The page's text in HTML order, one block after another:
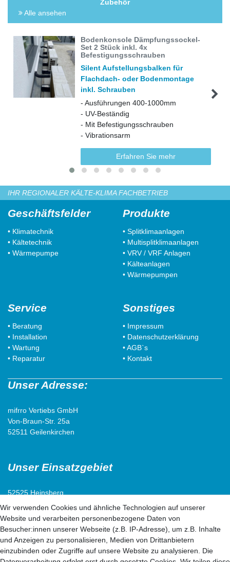
Zubehör
Alle ansehen
Bodenkonsole Dämpfungssockel-
Set 2 Stück inkl. 4x
Befestigungsschrauben
Silent Aufstellungsbalken für
Flachdach- oder Bodenmontage
inkl. Schrauben
- Ausführungen 400-1000mm
- UV-Beständig
- Mit Befestigungsschrauben
- Vibrationsarm
Erfahren Sie mehr
IHR REGIONALER KÄLTE-KLIMA FACHBETRIEB
Geschäftsfelder
• Klimatechnik
• Kältetechnik
• Wärmepumpe
Produkte
• Splitklimaanlagen
• Multisplitklimaanlagen
• VRV / VRF Anlagen
• Kälteanlagen
• Wärmepumpen
Service
• Beratung
• Installation
• Wartung
• Reparatur
Sonstiges
• Impressum
• Datenschutzerklärung
• AGB`s
• Kontakt
Unser Adresse:
mifrro Vertiebs GmbH
Von-Braun-Str. 25a
52511 Geilenkirchen
Unser Einsatzgebiet
52525 Heinsberg
52538 Selfkant
52511 Geilenkirchen
52222 Stolberg
52428 Jülich
Wir verwenden Cookies und ähnliche Technologien auf unserer
Website und verarbeiten personenbezogene Daten von
Besucher:innen unserer Webseite (z.B. IP-Adresse), um z.B. Inhalte
und Anzeigen zu personalisieren, Medien von Drittanbietern
einzubinden oder Zugriffe auf unsere Website zu analysieren. Die